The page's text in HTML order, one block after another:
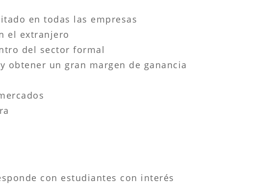
en todas las empresas
el extranjero
del sector formal
obtener un gran margen de ganancia
con estudiantes con interés